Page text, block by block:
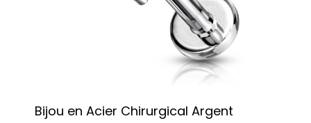
Bijou en Acier Chirurgical Argent